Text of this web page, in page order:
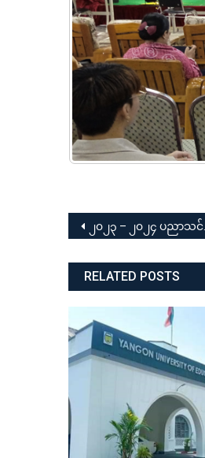
Post
navigation
၂၀၂၃ – ၂၀၂၄ ပညာသင်နှစ် ရန်ကုန်ပညာရေးတက္ကသိုလ် အမျိုးသား / အမျိုးသမီး ဘောလုံးပြိုင်ပွဲ နှင့် ဆုပေးပွဲ အခမ်းအနား
RELATED POSTS